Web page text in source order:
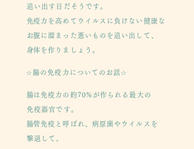
追い出す日だそうです。
​免疫力を高めてウイルスに負けない健康な
​お腹に溜まった悪いものを追い出して、
​身体を作りましょう。
​☆腸の免疫力についてのお話☆
​腸は免疫力の約70%が作られる最大の
免疫器官です。
​腸管免疫と呼ばれ、病原菌やウイルスを
撃退して、